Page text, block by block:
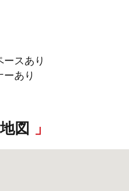
スあり
あり
地図